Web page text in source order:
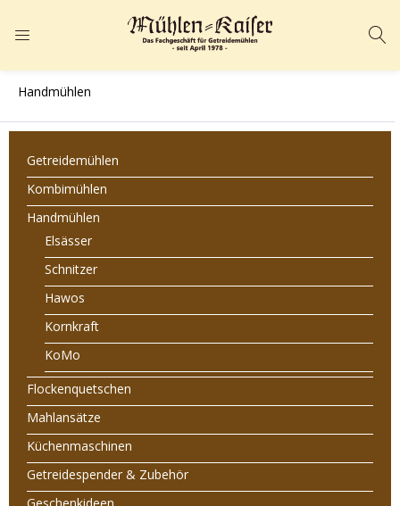
ANMELDEN
Geben Sie Ihren Benutzernamen und Ihr Passwort ein, um sich
anzumelden.
Angemeldet bleiben Passwort vergessen?
Handmühlen
Getreidemühlen
Kombimühlen
Handmühlen
Elsässer
Schnitzer
Hawos
Kornkraft
KoMo
Flockenquetschen
Mahlansätze
Küchenmaschinen
Getreidespender & Zubehör